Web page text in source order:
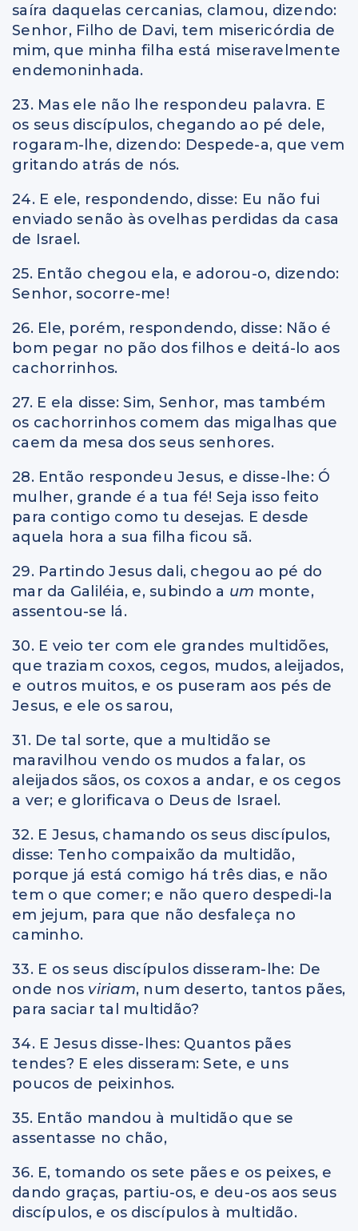
saíra daquelas cercanias, clamou, dizendo:
Senhor, Filho de Davi, tem misericórdia de
mim, que minha filha está miseravelmente
endemoninhada.
23. Mas ele não lhe respondeu palavra. E
os seus discípulos, chegando ao pé dele,
rogaram-lhe, dizendo: Despede-a, que vem
gritando atrás de nós.
24. E ele, respondendo, disse: Eu não fui
enviado senão às ovelhas perdidas da casa
de Israel.
25. Então chegou ela, e adorou-o, dizendo:
Senhor, socorre-me!
26. Ele, porém, respondendo, disse: Não é
bom pegar no pão dos filhos e deitá-lo aos
cachorrinhos.
27. E ela disse: Sim, Senhor, mas também
os cachorrinhos comem das migalhas que
caem da mesa dos seus senhores.
28. Então respondeu Jesus, e disse-lhe: Ó
mulher, grande é a tua fé! Seja isso feito
para contigo como tu desejas. E desde
aquela hora a sua filha ficou sã.
29. Partindo Jesus dali, chegou ao pé do
mar da Galiléia, e, subindo a um monte,
assentou-se lá.
30. E veio ter com ele grandes multidões,
que traziam coxos, cegos, mudos, aleijados,
e outros muitos, e os puseram aos pés de
Jesus, e ele os sarou,
31. De tal sorte, que a multidão se
maravilhou vendo os mudos a falar, os
aleijados sãos, os coxos a andar, e os cegos
a ver; e glorificava o Deus de Israel.
32. E Jesus, chamando os seus discípulos,
disse: Tenho compaixão da multidão,
porque já está comigo há três dias, e não
tem o que comer; e não quero despedi-la
em jejum, para que não desfaleça no
caminho.
33. E os seus discípulos disseram-lhe: De
onde nos viriam, num deserto, tantos pães,
para saciar tal multidão?
34. E Jesus disse-lhes: Quantos pães
tendes? E eles disseram: Sete, e uns
poucos de peixinhos.
35. Então mandou à multidão que se
assentasse no chão,
36. E, tomando os sete pães e os peixes, e
dando graças, partiu-os, e deu-os aos seus
discípulos, e os discípulos à multidão.